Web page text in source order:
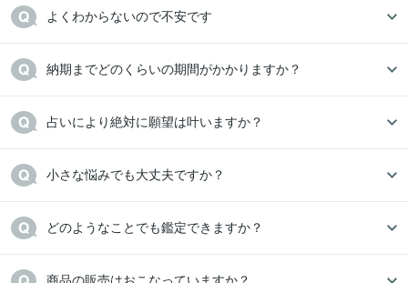
よくわからないので不安です
納期までどのくらいの期間がかかりますか？
占いにより絶対に願望は叶いますか？
小さな悩みでも大丈夫ですか？